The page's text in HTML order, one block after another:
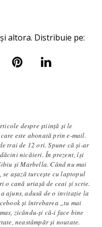
altora. Distribuie pe:
despre știință și le
este abonată prin e-mail.
trai de 12 ori. Spune că și-ar
nicăieri. În prezent, își
și Marbella. Când nu mai
se aşază turcește cu laptopul
o cană uriașă de ceai și scrie.
ajuns, adusă de o invitație la
și întrebarea „tu mai
zicându-și că-i face bine
neastâmpăr și noutate.